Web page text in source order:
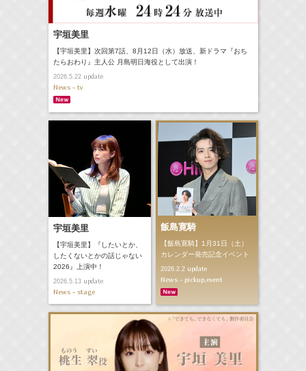
宇垣美里
【宇垣美里】次回第7話、8月12日（水）放送、新ドラマ『おち
たらおわり』主人公 月島明日海役として出演！
2026.5.22update
News - tv
宇垣美里
【宇垣美里】『したいとか、
したくないとかの話じゃない
2026』上演中！
2026.5.13update
News - stage
飯島寛騎
【飯島寛騎】1月31日（土）
カレンダー発売記念イベント
2026.2.2update
News - pickup,event